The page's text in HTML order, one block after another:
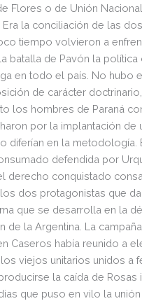
Flores o de Unión
la conciliación de las dos
tiempo volvieron a
batalla de Pavón la política
en todo el país. No hubo
de carácter
los hombres de Paraná
por la implantación de
diferían en la metodología.
defendida por
derecho conquistado
dos protagonistas que
que se desarrolla en la
de la Argentina. La
Caseros había reunido a
viejos unitarios unidos a
la caída de Rosas
que puso en vilo la unión